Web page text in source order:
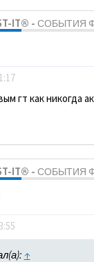
IT® - СОБЫТИЯ
гт как никогда
IT® - СОБЫТИЯ
↑